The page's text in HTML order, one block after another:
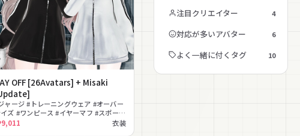
OFF [26Avatars] + Misaki
ャージ #トレーニングウェア #オーバー
ズ #ワンピース #イヤーマフ #スポーテ
#カジュアル #ボーイッシュ #ジップアッ
#下着
9,011 衣装
注目クリエイター 4
対応が多いアバター 6
よく一緒に付くタグ 10